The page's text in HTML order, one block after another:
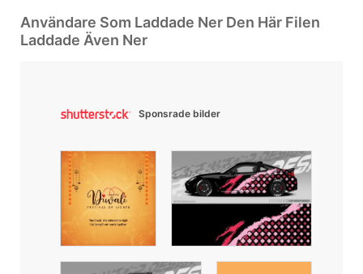
Användare Som Laddade Ner Den Här Filen
Laddade Även Ner
Sponsrade bilder